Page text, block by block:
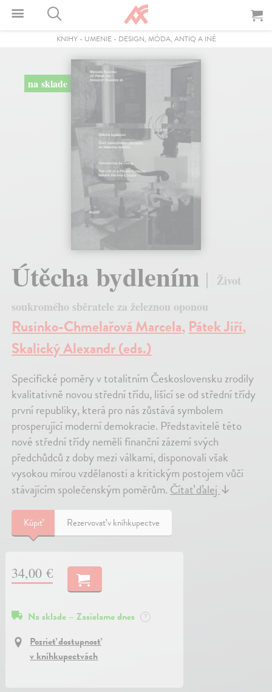
KNIHY- UMENIE- DESIGN, MÓDA, ANTIQ A INÉ
na sklade
Útěcha bydlením
Život
soukromého sběratele za železnou oponou
Rusinko-Chmelařová Marcela, Pátek Jiří,
Skalický Alexandr (eds.)
Specifické poměry v totalitním Československu zrodily
kvalitativně novou střední třídu, lišící se od střední třídy
první republiky, která pro nás zůstává symbolem
prosperující moderní demokracie. Představitelé této
nové střední třídy neměli finanční zázemí svých
předchůdců z doby mezi válkami, disponovali však
vysokou mírou vzdělanosti a kritickým postojem vůči
stávajícím společenským poměrům. Čítať ďalej ↓
Kúpiť Rezervovať v kníhkupectve
34,00 €
Na sklade – Zasielame dnes ?
Pozrieť dostupnosť
v kníhkupectvách